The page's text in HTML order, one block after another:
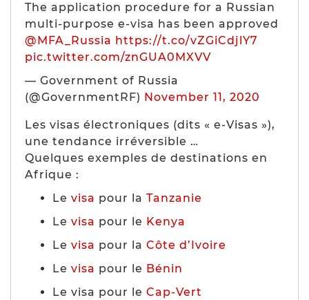
The application procedure for a Russian
multi-purpose e-visa has been approved
@MFA_Russia https://t.co/vZGiCdjlY7
pic.twitter.com/znGUA0MXVV
— Government of Russia
(@GovernmentRF) November 11, 2020
Les visas électroniques (dits « e-Visas »),
une tendance irréversible …
Quelques exemples de destinations en
Afrique :
Le visa pour la Tanzanie
Le visa pour le Kenya
Le visa pour la Côte d’Ivoire
Le visa pour le Bénin
Le visa pour le Cap-Vert